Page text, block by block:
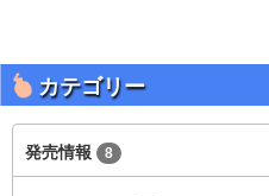
カテゴリー
発売情報 8